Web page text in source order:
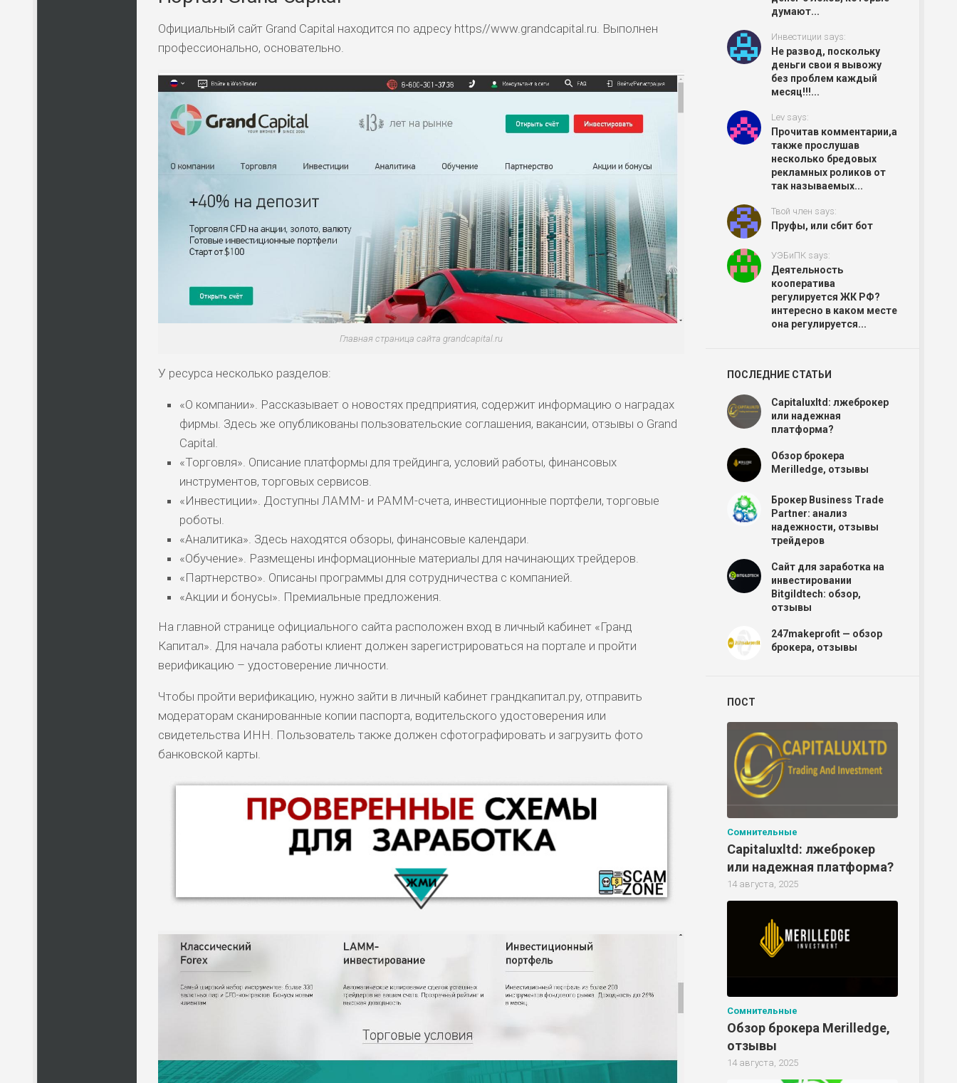
Официальный сайт Grand Capital находится по адресу https//www.grandcapital.ru. Выполнен
профессионально, основательно.
Главная страница сайта grandcapital.ru
У ресурса несколько разделов:
«О компании». Рассказывает о новостях предприятия, содержит информацию о наградах
фирмы. Здесь же опубликованы пользовательские соглашения, вакансии, отзывы о Grand
Capital.
«Торговля». Описание платформы для трейдинга, условий работы, финансовых
инструментов, торговых сервисов.
«Инвестиции». Доступны ЛАММ- и PAMM-счета, инвестиционные портфели, торговые
роботы.
«Аналитика». Здесь находятся обзоры, финансовые календари.
«Обучение». Размещены информационные материалы для начинающих трейдеров.
«Партнерство». Описаны программы для сотрудничества с компанией.
«Акции и бонусы». Премиальные предложения.
На главной странице официального сайта расположен вход в личный кабинет «Гранд
Капитал». Для начала работы клиент должен зарегистрироваться на портале и пройти
верификацию – удостоверение личности.
Чтобы пройти верификацию, нужно зайти в личный кабинет грандкапитал.ру, отправить
модераторам сканированные копии паспорта, водительского удостоверения или
свидетельства ИНН. Пользователь также должен сфотографировать и загрузить фото
банковской карты.
думают...
Инвестиции says:
Не развод, поскольку
деньги свои я вывожу
без проблем каждый
месяц!!!...
Lev says:
Прочитав комментарии,а
также прослушав
несколько бредовых
рекламных роликов от
так называемых...
Твой член says:
Пруфы, или сбит бот
УЭБиПК says:
Деятельность
кооператива
регулируется ЖК РФ?
интересно в каком месте
она регулируется...
ПОСЛЕДНИЕ СТАТЬИ
Capitaluxltd: лжеброкер
или надежная
платформа?
Обзор брокера
Merilledge, отзывы
Брокер Business Trade
Partner: анализ
надежности, отзывы
трейдеров
Сайт для заработка на
инвестировании
Bitgildtech: обзор,
отзывы
247makeprofit — обзор
брокера, отзывы
ПОСТ
Сомнительные
Capitaluxltd: лжеброкер
или надежная платформа?
14 августа, 2025
Сомнительные
Обзор брокера Merilledge,
отзывы
14 августа, 2025